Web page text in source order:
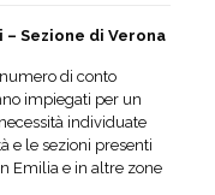
– Sezione di Verona
di conto
impiegati per un
individuate
e le sezioni presenti
Emilia e in altre zone